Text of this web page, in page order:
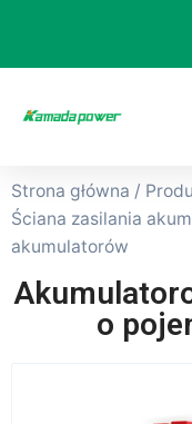
Strona główna /
Ściana zasilania
akumulatorów
o